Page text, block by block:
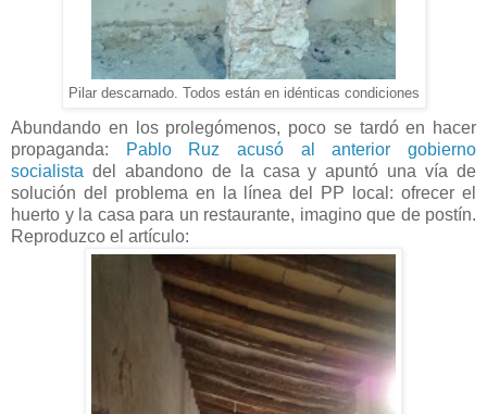
Pilar descarnado. Todos están en idénticas condiciones
Abundando en los prolegómenos, poco se tardó en hacer
propaganda:
Pablo Ruz acusó al anterior gobierno
socialista del abandono de la casa y apuntó una vía de
solución del problema en la línea del PP local: ofrecer el
huerto y la casa para un restaurante, imagino que de postín.
Reproduzco el artículo: